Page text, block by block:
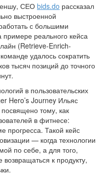
СЕО bids.do рассказал
выстроенной
с большими
реального кейса
(Retrieve-Enrich-
удалось сократить
тысяч позиций до точного
в пользовательских
Hero’s Journey Ильяс
тому, как
в фитнесе:
прогресса. Такой кейс
— когда технологии
по себе, а для того,
к продукту,